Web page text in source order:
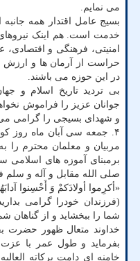
می نمایم.
بسیج عامل اقتدار همه
خدمت است. هم اینک
امنیتی، فرهنگی و
حراست از آرمان ها و ارزش
در این حوزه می باشند.
بی تردید تاریخ اسلام و
جوانان عزیز را فراموش
و شهدای بسیجی را گرامی
۴. جمعه سی آبان ماه روز
مربیان و معلمان محترم را
برمبنای آموزه های اسلامی
صلی الله مقابل و آله و سلم
«أکرِموا أولادَکمْ وَ أَحْسِنوا
(فرزندان خودرا گرامی
شما را ببخشاید و از گناهان
خداوند متعال ظهور حضرت
بفرماید و طول عمر با
خامنه ای دامت برکاته